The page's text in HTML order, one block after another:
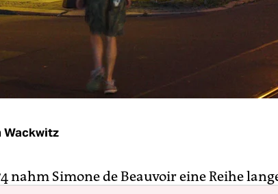
Wackwitz
nahm Simone de Beauvoir eine Reihe